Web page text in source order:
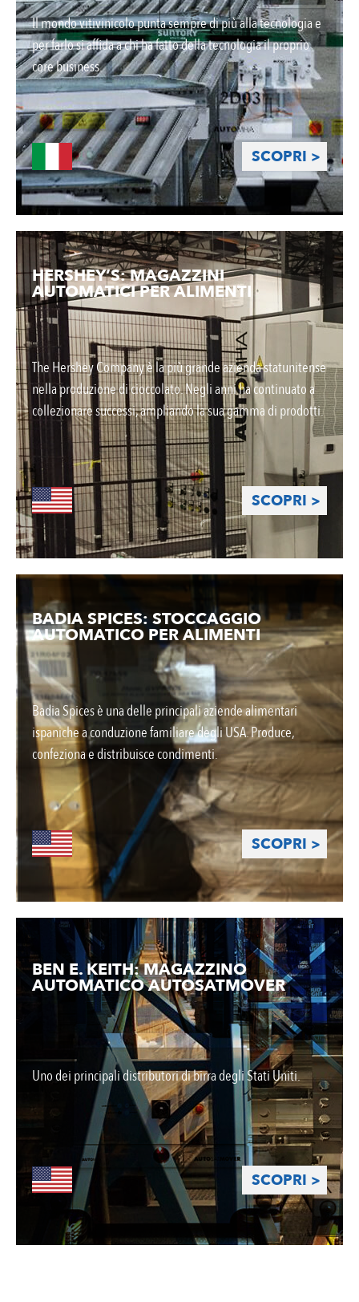
Il mondo vitivinicolo punta sempre di più alla tecnologia e
per farlo si affida a chi ha fatto della tecnologia il proprio
core business.
SCOPRI >
HERSHEY’S: MAGAZZINI
AUTOMATICI PER ALIMENTI
The Hershey Company è la più grande azienda statunitense
nella produzione di cioccolato. Negli anni ha continuato a
collezionare successi, ampliando la sua gamma di prodotti.
SCOPRI >
BADIA SPICES: STOCCAGGIO
AUTOMATICO PER ALIMENTI
Badia Spices è una delle principali aziende alimentari
ispaniche a conduzione familiare degli USA. Produce,
confeziona e distribuisce condimenti.
SCOPRI >
BEN E. KEITH: MAGAZZINO
AUTOMATICO AUTOSATMOVER
Uno dei principali distributori di birra degli Stati Uniti.
SCOPRI >